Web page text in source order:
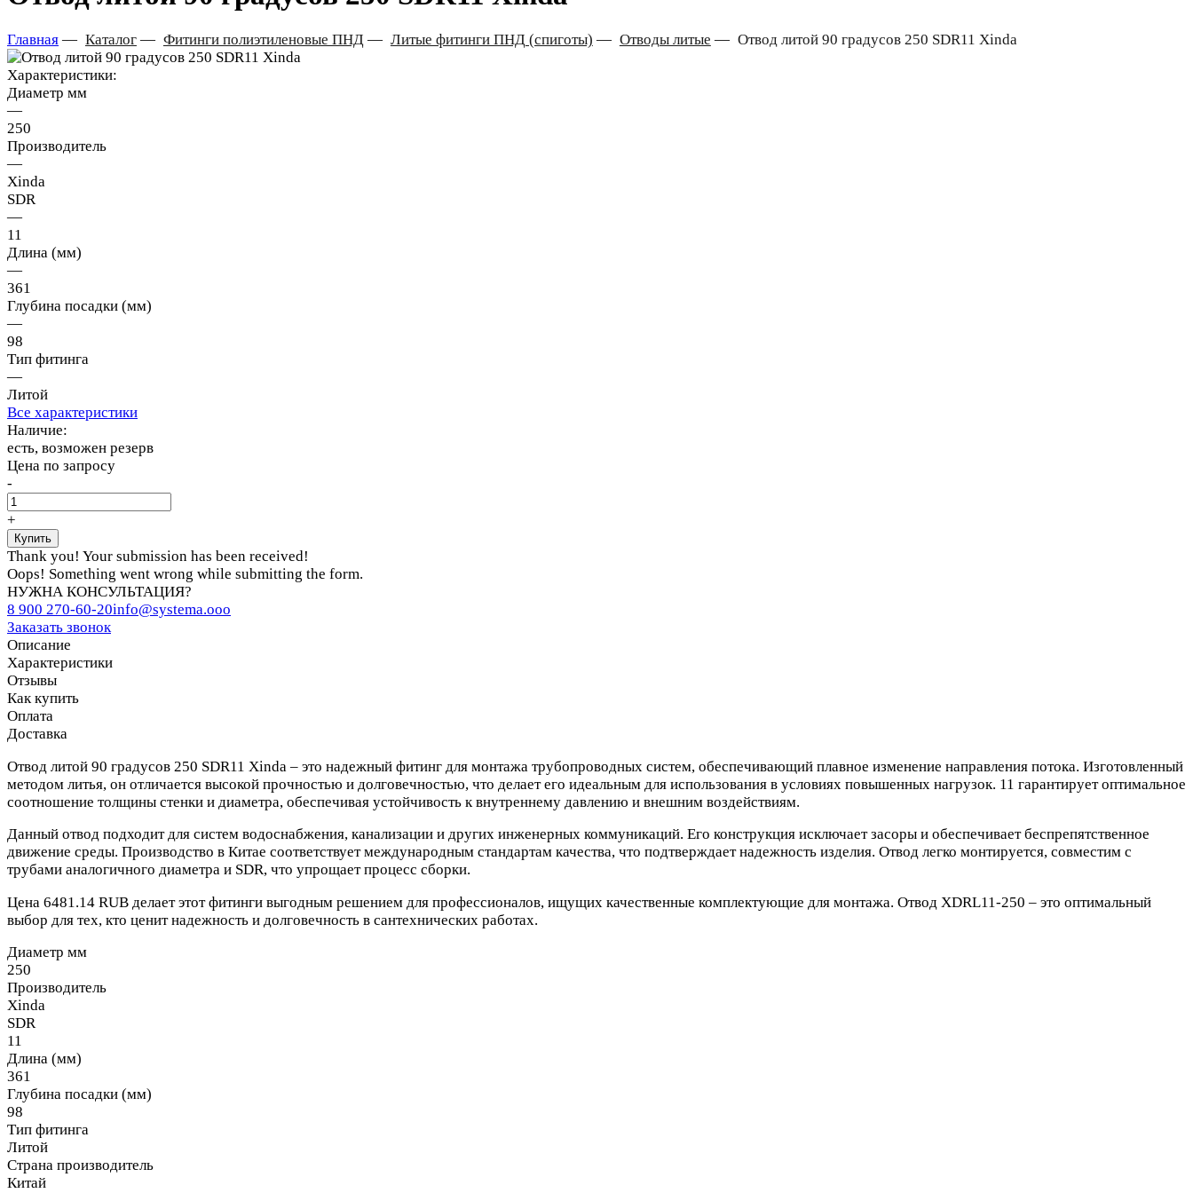
Главная — Каталог— Фитинги полиэтиленовые ПНД — Литые фитинги ПНД (спиготы) — Отводы литые — Отвод литой 90 градусов 250 SDR11 Xinda
Характеристики:
Диаметр мм
—
250
Производитель
—
Xinda
SDR
—
11
Длина (мм)
—
361
Глубина посадки (мм)
—
98
Тип фитинга
—
Литой
Все характеристики
Наличие:
есть, возможен резерв
Цена по запросу
-
+
Thank you! Your submission has been received!
Oops! Something went wrong while submitting the form.
НУЖНА КОНСУЛЬТАЦИЯ?
8 900 270-60-20info@systema.ooo
Заказать звонок
Описание
Характеристики
Отзывы
Как купить
Оплата
Доставка
Отвод литой 90 градусов 250 SDR11 Xinda – это надежный фитинг для монтажа трубопроводных систем, обеспечивающий плавное изменение направления потока. Изготовленный
методом литья, он отличается высокой прочностью и долговечностью, что делает его идеальным для использования в условиях повышенных нагрузок. 11 гарантирует оптимальное
соотношение толщины стенки и диаметра, обеспечивая устойчивость к внутреннему давлению и внешним воздействиям.
Данный отвод подходит для систем водоснабжения, канализации и других инженерных коммуникаций. Его конструкция исключает засоры и обеспечивает беспрепятственное
движение среды. Производство в Китае соответствует международным стандартам качества, что подтверждает надежность изделия. Отвод легко монтируется, совместим с
трубами аналогичного диаметра и SDR, что упрощает процесс сборки.
Цена 6481.14 RUB делает этот фитинги выгодным решением для профессионалов, ищущих качественные комплектующие для монтажа. Отвод XDRL11-250 – это оптимальный
выбор для тех, кто ценит надежность и долговечность в сантехнических работах.
Диаметр мм
250
Производитель
Xinda
SDR
11
Длина (мм)
361
Глубина посадки (мм)
98
Тип фитинга
Литой
Страна производитель
Китай